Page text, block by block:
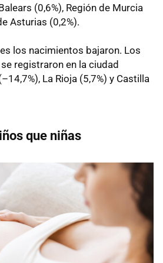
(0,6%), Región de Murcia
Asturias (0,2%).
los nacimientos bajaron. Los
registraron en la ciudad
La Rioja (5,7%) y Castilla
que niñas